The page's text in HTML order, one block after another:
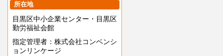
所在地
目黒区中小企業センター・目黒区
勤労福祉会館
指定管理者：株式会社コンベンシ
ョンリンケージ